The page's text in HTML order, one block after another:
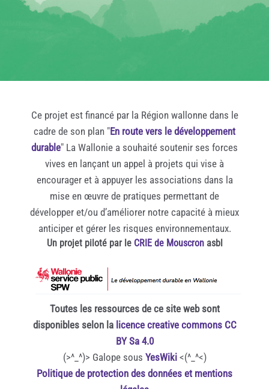
Ce projet est financé par la Région wallonne dans le
cadre de son plan "En route vers le développement
durable" La Wallonie a souhaité soutenir ses forces
vives en lançant un appel à projets qui vise à
encourager et à appuyer les associations dans la
mise en œuvre de pratiques permettant de
développer et/ou d’améliorer notre capacité à mieux
anticiper et gérer les risques environnementaux.
Un projet piloté par le CRIE de Mouscronasbl
Toutes les ressources de ce site web sont
disponibles selon la licence creative commons CC
BY Sa 4.0
(>^_^)> Galope sous YesWiki<(^_^<)
Politique de protection des données et mentions